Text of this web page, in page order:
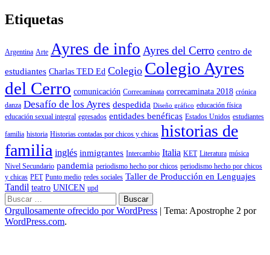
Etiquetas
Argentina Arte Ayres de info Ayres del Cerro centro de
estudiantes Charlas TED Ed Colegio Colegio Ayres
del Cerro comunicación Correcaminata correcaminata 2018 crónica
danza Desafío de los Ayres despedida Diseño gráfico educación física
educación sexual integral egresados entidades benéficas Estados Unidos estudiantes
familia historia Historias contadas por chicos y chicas historias de
familia inglés inmigrantes Intercambio Italia KET Literatura música
Nivel Secundario pandemia periodismo hecho por chicos periodismo hecho por chicos
y chicas PET Punto medio redes sociales Taller de Producción en Lenguajes
Tandil teatro UNICEN upd
Buscar:
Orgullosamente ofrecido por WordPress | Tema: Apostrophe 2 por
WordPress.com.